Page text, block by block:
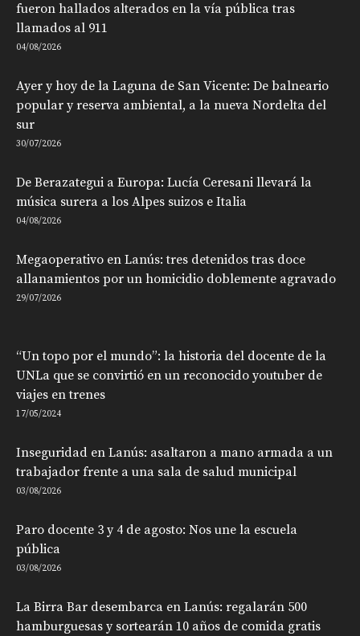
fueron hallados alterados en la vía pública tras
llamados al 911
04/08/2026
Ayer y hoy de la Laguna de San Vicente: De balneario
popular y reserva ambiental, a la nueva Nordelta del
sur
30/07/2026
De Berazategui a Europa: Lucía Ceresani llevará la
música surera a los Alpes suizos e Italia
04/08/2026
Megaoperativo en Lanús: tres detenidos tras doce
allanamientos por un homicidio doblemente agravado
29/07/2026
“Un topo por el mundo”: la historia del docente de la
UNLa que se convirtió en un reconocido youtuber de
viajes en trenes
17/05/2024
Inseguridad en Lanús: asaltaron a mano armada a un
trabajador frente a una sala de salud municipal
03/08/2026
Paro docente 3 y 4 de agosto: Nos une la escuela
pública
03/08/2026
La Birra Bar desembarca en Lanús: regalarán 500
hamburguesas y sortearán 10 años de comida gratis